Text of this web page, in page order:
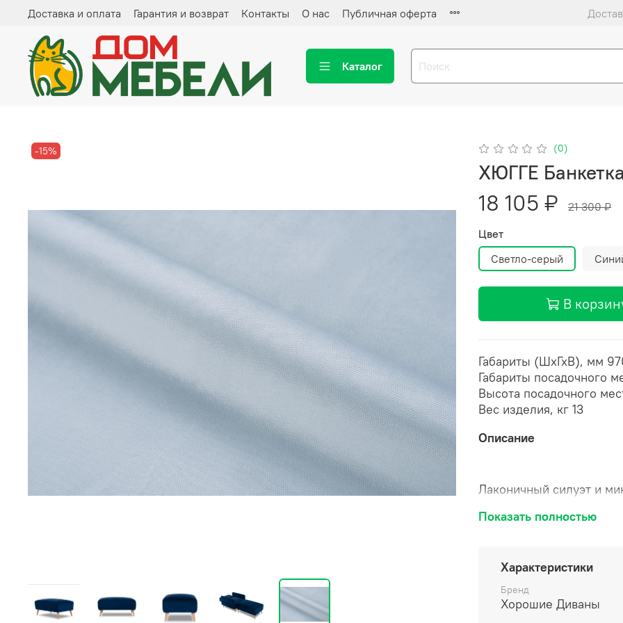
Доставка и оплата Гарантия и возврат Контакты О нас Публичная оферта
Каталог
-15% (0)
ХЮГГЕ
18 105 ₽
21 300 ₽
Цвет
Светло-серый
В
Габариты (ШхГхВ), мм
Габариты посадочного
Высота посадочного
Вес изделия, кг 13
Описание
Лаконичный силуэт и
обстановке тепла для
При покупке с
Показать полностью
Характеристики
Бренд
Хорошие Диваны